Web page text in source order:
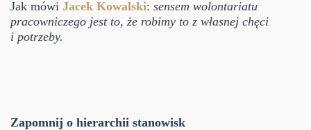
Jak mówi Jacek Kowalski: sensem wolontariatu
pracowniczego jest to, że robimy to z własnej chęci
i potrzeby.
Zapomnij o hierarchii stanowisk